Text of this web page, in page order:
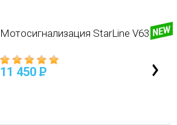
Мотосигнализация StarLine V63
11 450 P